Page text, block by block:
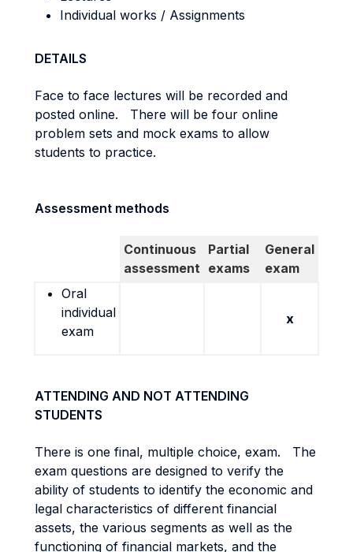
Individual works / Assignments
DETAILS
Face to face lectures will be recorded and
posted online. There will be four online
problem sets and mock exams to allow
students to practice.
Assessment methods
Continuous
assessment
Partial
exams
General
exam
Oral
individual
exam
x
ATTENDING AND NOT ATTENDING
STUDENTS
There is one final, multiple choice, exam. The
exam questions are designed to verify the
ability of students to identify the economic and
legal characteristics of different financial
assets, the various segments as well as the
functioning of financial markets, and the